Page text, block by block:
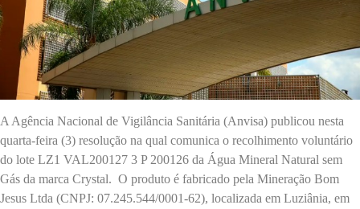
A Agência Nacional de Vigilância Sanitária (Anvisa) publicou nesta
quarta-feira (3) resolução na qual comunica o recolhimento voluntário
do lote LZ1 VAL200127 3 P 200126 da Água Mineral Natural sem
Gás da marca Crystal. O produto é fabricado pela Mineração Bom
Jesus Ltda (CNPJ: 07.245.544/0001-62), localizada em Luziânia, em